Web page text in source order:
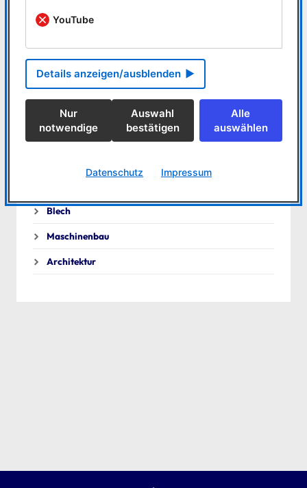
Staatstheater Nürnberg Dekorationswerkstätten
Metallbau Horst Zöller GmbH
Bergers Holzfensterbau
MegaCAD in der Industrie - ein kleiner Auszug
Blech
Maschinenbau
Architektur
YouTube
Details anzeigen/ausblenden
Nur
notwendige
Auswahl
bestätigen
Alle
auswählen
Datenschutz Impressum